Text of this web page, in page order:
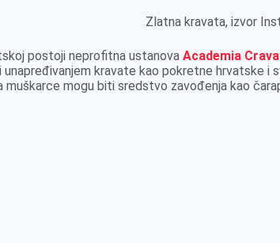
Zlatna kravata, izvor
postoji neprofitna ustanovaAcademia
unapređivanjem kravate kao pokretne hrvatske i
muškarce mogu biti sredstvo zavođenja kao